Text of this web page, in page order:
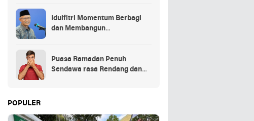
Idulfitri Momentum Berbagi
dan Membangun
Puasa Ramadan Penuh
Sendawa rasa Rendang dan
POPULER